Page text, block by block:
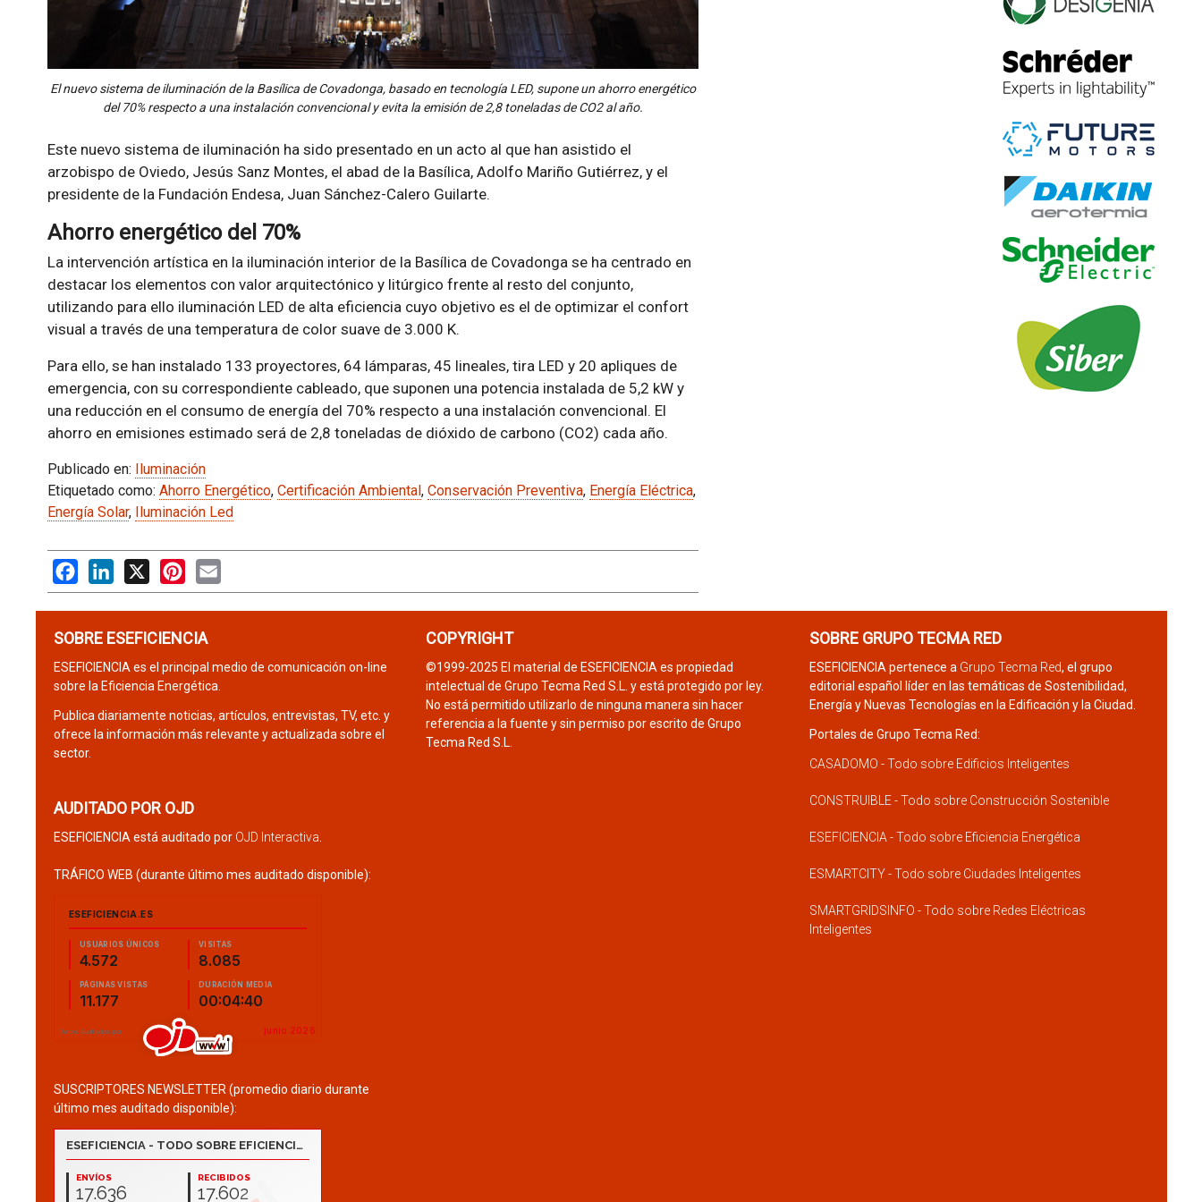
El nuevo sistema de iluminación de la Basílica de Covadonga, basado en tecnología LED, supone un ahorro energético
del 70% respecto a una instalación convencional y evita la emisión de 2,8 toneladas de CO2 al año.
Este nuevo sistema de iluminación ha sido presentado en un acto al que han asistido el
arzobispo de Oviedo, Jesús Sanz Montes, el abad de la Basílica, Adolfo Mariño Gutiérrez, y el
presidente de la Fundación Endesa, Juan Sánchez-Calero Guilarte.
Ahorro energético del 70%
La intervención artística en la iluminación interior de la Basílica de Covadonga se ha centrado en
destacar los elementos con valor arquitectónico y litúrgico frente al resto del conjunto,
utilizando para ello iluminación LED de alta eficiencia cuyo objetivo es el de optimizar el confort
visual a través de una temperatura de color suave de 3.000 K.
Para ello, se han instalado 133 proyectores, 64 lámparas, 45 lineales, tira LED y 20 apliques de
emergencia, con su correspondiente cableado, que suponen una potencia instalada de 5,2 kW y
una reducción en el consumo de energía del 70% respecto a una instalación convencional. El
ahorro en emisiones estimado será de 2,8 toneladas de dióxido de carbono (CO2) cada año.
Publicado en: Iluminación
Etiquetado como: Ahorro Energético, Certificación Ambiental, Conservación Preventiva, Energía Eléctrica,
Energía Solar, Iluminación Led
FacebookLinkedIn
X PinterestEmail
SOBRE ESEFICIENCIA
ESEFICIENCIA es el principal medio de comunicación on-line
sobre la Eficiencia Energética.
Publica diariamente noticias, artículos, entrevistas, TV, etc. y
ofrece la información más relevante y actualizada sobre el
sector.
AUDITADO POR OJD
ESEFICIENCIA está auditado por OJD Interactiva
TRÁFICO WEB (durante último mes auditado disponible):
SUSCRIPTORES NEWSLETTER (promedio diario durante
último mes auditado disponible):
COPYRIGHT
©1999-2025 El material de ESEFICIENCIA es propiedad
intelectual de Grupo Tecma Red S.L. y está protegido por ley.
No está permitido utilizarlo de ninguna manera sin hacer
referencia a la fuente y sin permiso por escrito de Grupo
Tecma Red S.L.
SOBRE GRUPO TECMA RED
ESEFICIENCIA pertenece a Grupo Tecma Red, el grupo
editorial español líder en las temáticas de Sostenibilidad,
Energía y Nuevas Tecnologías en la Edificación y la Ciudad.
Portales de Grupo Tecma Red:
CASADOMO - Todo sobre Edificios Inteligentes
CONSTRUIBLE - Todo sobre Construcción Sostenible
ESEFICIENCIA - Todo sobre Eficiencia Energética
ESMARTCITY - Todo sobre Ciudades Inteligentes
SMARTGRIDSINFO - Todo sobre Redes Eléctricas
Inteligentes